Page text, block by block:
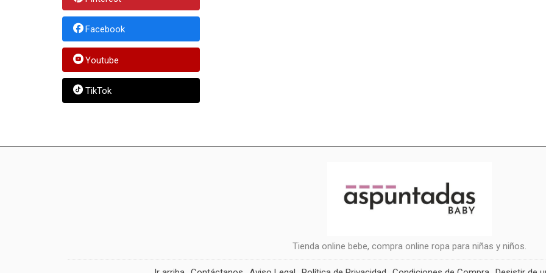
Facebook
Youtube
TikTok
Tienda online bebe, compra online ropa para niñas y niños.